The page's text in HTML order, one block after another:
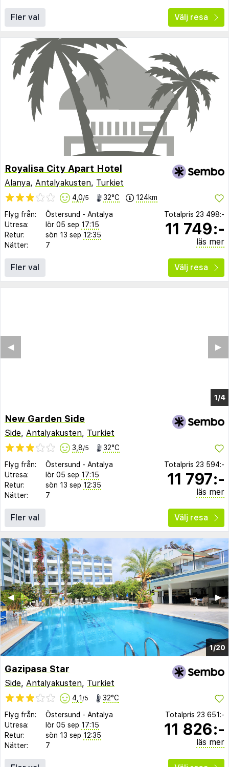
Fler val Välj resa
Royalisa City Apart Hotel
Alanya, Antalyakusten, Turkiet
4,0/5 32°C 124km
Flyg från: Östersund - Antalya
Utresa:
lör 05 sep 17:15
Retur:
sön 13 sep 12:35
Nätter:
7
Totalpris 23 498:-
11 749:-
läs mer
Fler val Välj resa
New Garden Side
Side, Antalyakusten, Turkiet
3,8/5 32°C
Flyg från: Östersund - Antalya
Utresa:
lör 05 sep 17:15
Retur:
sön 13 sep 12:35
Nätter:
7
Totalpris 23 594:-
11 797:-
läs mer
Fler val Välj resa
1/20
▶︎
◀︎
Gazipasa Star
Side, Antalyakusten, Turkiet
4,1 /5 32°C
Flyg från: Östersund - Antalya
Utresa:
lör 05 sep 17:15
Retur:
sön 13 sep 12:35
Nätter:
7
Totalpris 23 651:-
11 826:-
läs mer